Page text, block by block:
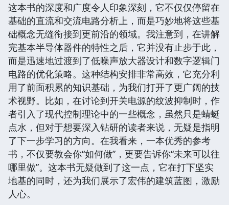
这本书的深度和广度令人印象深刻，它不仅仅停留在
基础的直流和交流电路分析上，而是巧妙地将这些基
础概念无缝衔接到更前沿的领域。我注意到，在讲解
完基本半导体器件的特性之后，它并没有止步于此，
而是迅速地过渡到了低噪声放大器设计和数字逻辑门
电路的优化策略。这种结构安排非常高效，它充分利
用了前面积累的知识基础，为我们打开了更广阔的技
术视野。比如，在讨论到开关电源的纹波抑制时，作
者引入了现代控制理论中的一些概念，虽然只是蜻蜓
点水，但对于想要深入钻研的读者来说，无疑是指明
了下一步学习的方向。在我看来，一本优秀的参考
书，不仅要教会你“如何做”，更要告诉你“未来可以往
哪里做”。这本书无疑做到了这一点，它在打下坚实
地基的同时，还为我们展示了宏伟的建筑蓝图，激励
人心。